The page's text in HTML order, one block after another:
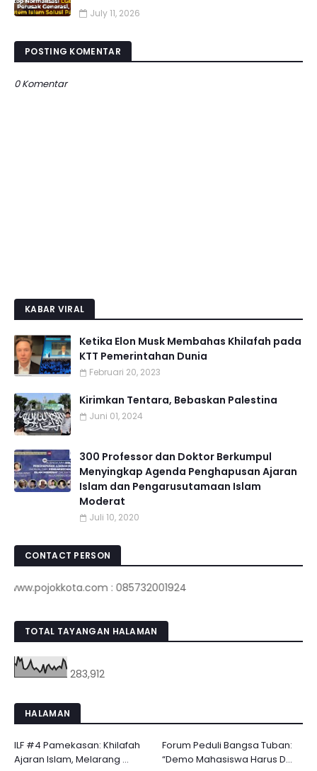
July 11, 2026
POSTING KOMENTAR
0 Komentar
KABAR VIRAL
Ketika Elon Musk Membahas Khilafah pada
KTT Pemerintahan Dunia
Februari 20, 2023
Kirimkan Tentara, Bebaskan Palestina
Juni 01, 2024
300 Professor dan Doktor Berkumpul
Menyingkap Agenda Penghapusan Ajaran
Islam dan Pengarusutamaan Islam
Moderat
Juli 10, 2020
CONTACT PERSON
: 085732001924
TOTAL TAYANGAN HALAMAN
283,912
HALAMAN
ILF #4 Pamekasan: Khilafah
Ajaran Islam, Melarang ...
Forum Peduli Bangsa Tuban:
“Demo Mahasiswa Harus D...